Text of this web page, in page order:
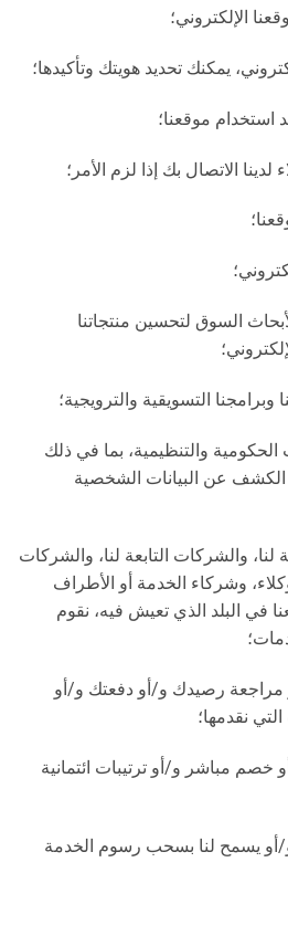
الإلكتروني؛
يمكنك تحديد هويتك وتأكيدها؛
استخدام موقعنا؛
الاتصال بك إذا لزم الأمر؛
السوق لتحسين منتجاتنا
التسويقية والترويجية؛
الحكومية والتنظيمية، بما في ذلك
الكشف عن البيانات الشخصية
والشركات التابعة لنا، والشركات
وشركاء الخدمة أو الأطراف
في البلد الذي تعيش فيه، نقوم
مراجعة رصيدك و/أو دفعتك و/أو
نقدمها؛
خصم مباشر و/أو ترتيبات ائتمانية
يسمح لنا بسحب رسوم الخدمة